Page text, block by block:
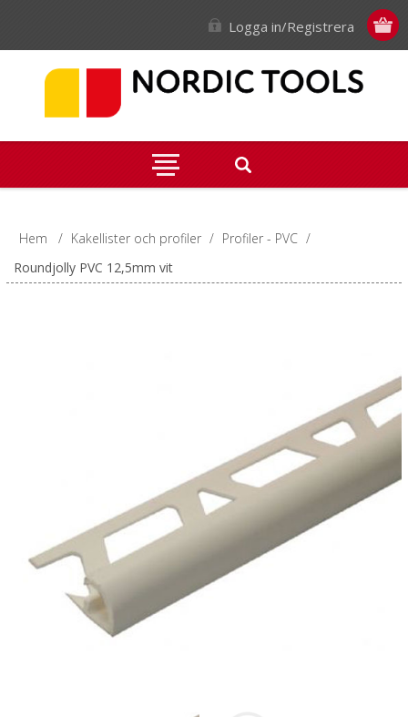
Logga in/Registrera
Hem / Kakellister och profiler / Profiler - PVC /
Roundjolly PVC 12,5mm vit